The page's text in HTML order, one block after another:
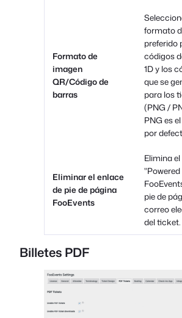
Formato de
imagen
QR/Código de
barras
formato
preferido
códigos
1D y los
que se
para los
(PNG/
PNG es
por
Eliminar el enlace
de pie de página
FooEvents
Elimina
pie de
correo
del ticket.
Billetes PDF